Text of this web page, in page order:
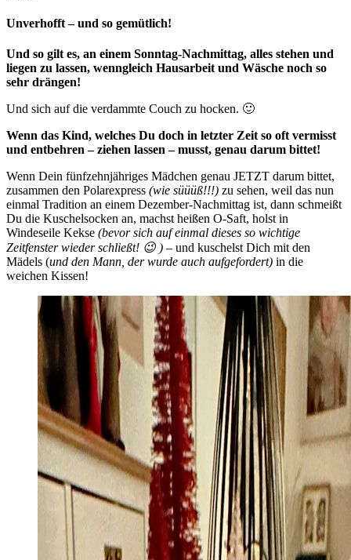
Unverhofft – und so gemütlich!
Und so gilt es, an einem Sonntag-Nachmittag, alles stehen und
liegen zu lassen, wenngleich Hausarbeit und Wäsche noch so
sehr drängen!
Und sich auf die verdammte Couch zu hocken. 🙂
Wenn das Kind, welches Du doch in letzter Zeit so oft vermisst
und entbehren – ziehen lassen – musst, genau darum bittet!
Wenn Dein fünfzehnjähriges Mädchen genau JETZT darum bittet,
zusammen den Polarexpress (wie süüüß!!!) zu sehen, weil das nun
einmal Tradition an einem Dezember-Nachmittag ist, dann schmeißt
Du die Kuschelsocken an, machst heißen O-Saft, holst in
Windeseile Kekse (bevor sich auf einmal dieses so wichtige
Zeitfenster wieder schließt! 😉 ) – und kuschelst Dich mit den
Mädels (und den Mann, der wurde auch aufgefordert) in die
weichen Kissen!